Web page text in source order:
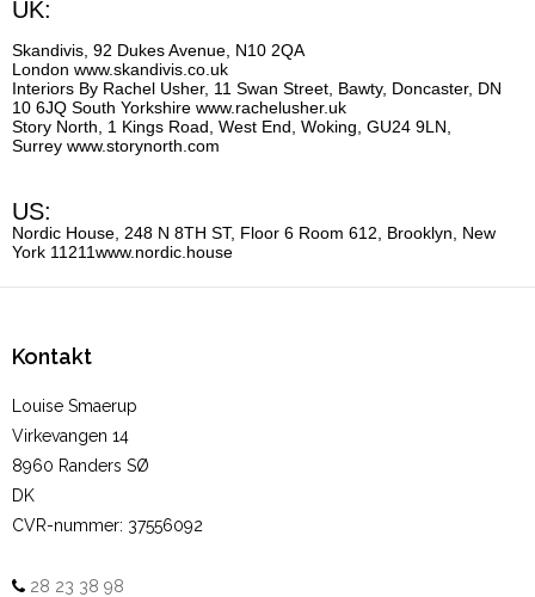
UK:
Skandivis, 92 Dukes Avenue, N10 2QA
London www.skandivis.co.uk
Interiors By Rachel Usher, 11 Swan Street, Bawty, Doncaster, DN
10 6JQ South Yorkshire www.rachelusher.uk
Story North, 1 Kings Road, West End, Woking, GU24 9LN,
Surrey www.storynorth.com
US:
Nordic House, 248 N 8TH ST, Floor 6 Room 612, Brooklyn, New
York 11211www.nordic.house
Kontakt
Louise Smaerup
Virkevangen 14
8960 Randers SØ
DK
CVR-nummer: 37556092
28 23 38 98